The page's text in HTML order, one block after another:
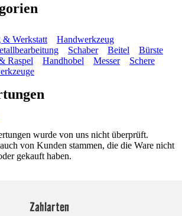
& Werkstatt
Handwerkzeug
Schaber Beitel
Bürste
Raspel Handhobel Messer
Schere
wurde von uns nicht überprüft.
von Kunden stammen, die die Ware nicht
gekauft haben.
Zahlarten